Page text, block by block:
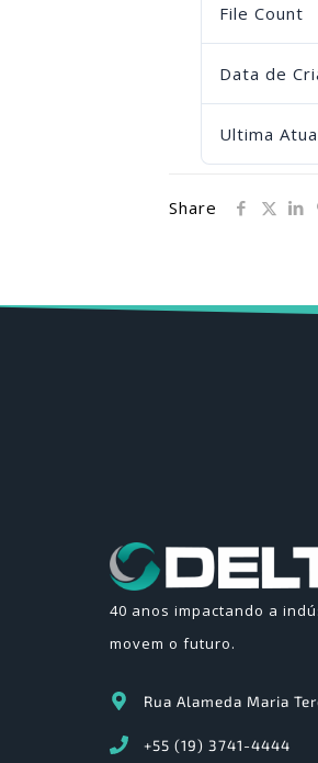
File Count
Data de
Ultima
Share
40 anos impactando a
movem o futuro.
Rua Alameda Maria
+55 (19) 3741-4444